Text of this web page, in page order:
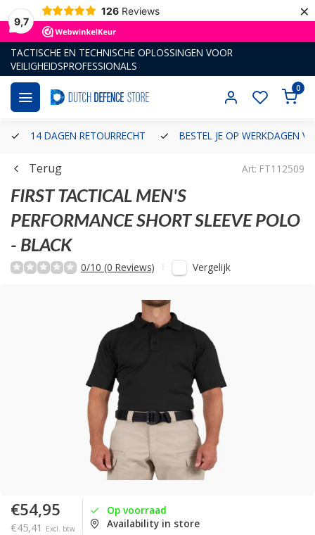
9,7
126 Reviews ×
TACTISCHE EN TECHNISCHE OPLOSSINGEN VOOR
VEILIGHEIDSPROFESSIONALS
0
14 DAGEN RETOURRECHT BESTEL JE OP WERKDAGEN
Terug Art: FT112509
FIRST TACTICAL MEN'S
PERFORMANCE SHORT SLEEVE POLO
- BLACK
0/10 (0 Reviews) Vergelijk
€54,95
€45,41 Excl. btw
Op voorraad
Availability in store